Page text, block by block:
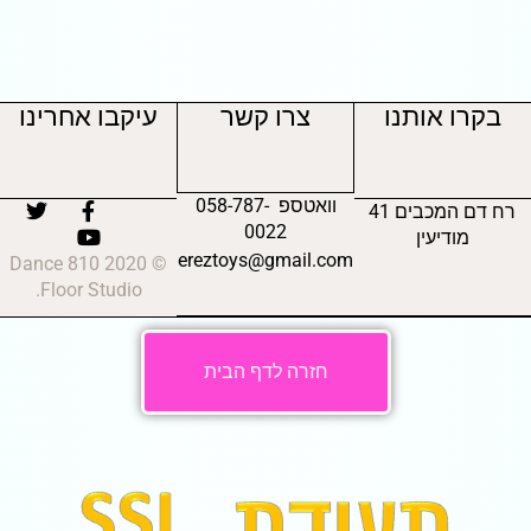
בקרו אותנו
רח דם המכבים 41
מודיעין
צרו קשר
וואטספ 058-787-
0022
ereztoys@gmail.com
עיקבו אחרינו
© 2020 810 Dance
Floor Studio.
חזרה לדף הבית